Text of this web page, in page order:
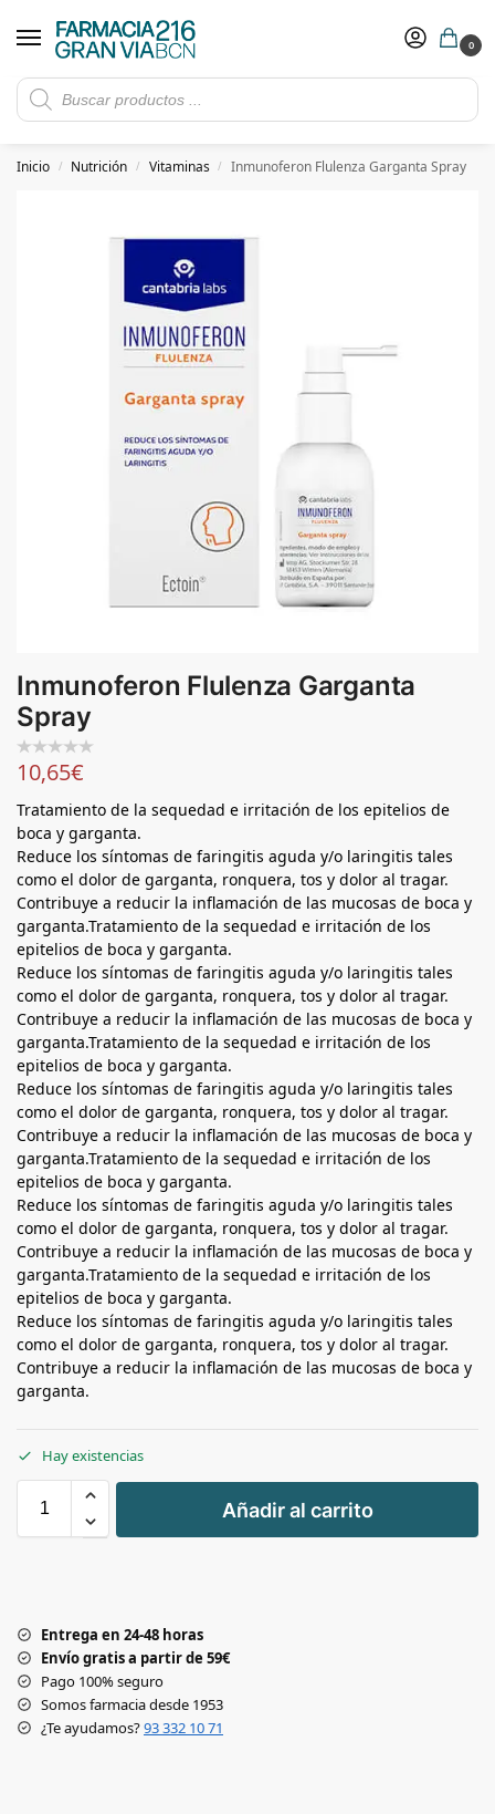
0
Rebajas de verano hasta -30%
​ 5€ de descuento con el cupón 5GRANVIA (compras superiores a 150€)
Inicio / Nutrición / Vitaminas / Inmunoferon Flulenza Garganta Spray
Inmunoferon Flulenza Garganta
Spray
10,65€
Tratamiento de la sequedad e irritación de los epitelios de
boca y garganta.
Reduce los síntomas de faringitis aguda y/o laringitis tales
como el dolor de garganta, ronquera, tos y dolor al tragar.
Contribuye a reducir la inflamación de las mucosas de boca y
garganta.Tratamiento de la sequedad e irritación de los
epitelios de boca y garganta.
Reduce los síntomas de faringitis aguda y/o laringitis tales
como el dolor de garganta, ronquera, tos y dolor al tragar.
Contribuye a reducir la inflamación de las mucosas de boca y
garganta.Tratamiento de la sequedad e irritación de los
epitelios de boca y garganta.
Reduce los síntomas de faringitis aguda y/o laringitis tales
como el dolor de garganta, ronquera, tos y dolor al tragar.
Contribuye a reducir la inflamación de las mucosas de boca y
garganta.Tratamiento de la sequedad e irritación de los
epitelios de boca y garganta.
Reduce los síntomas de faringitis aguda y/o laringitis tales
como el dolor de garganta, ronquera, tos y dolor al tragar.
Contribuye a reducir la inflamación de las mucosas de boca y
garganta.Tratamiento de la sequedad e irritación de los
epitelios de boca y garganta.
Reduce los síntomas de faringitis aguda y/o laringitis tales
como el dolor de garganta, ronquera, tos y dolor al tragar.
Contribuye a reducir la inflamación de las mucosas de boca y
garganta.
Hay existencias
+
-
Añadir al carrito
Entrega en 24-48 horas
Envío gratis a partir de 59€
Pago 100% seguro
Somos farmacia desde 1953
¿Te ayudamos?93 332 10 71